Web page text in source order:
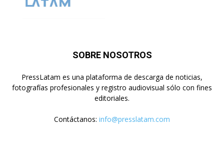
SOBRE NOSOTROS
PressLatam es una plataforma de descarga de noticias,
fotografías profesionales y registro audiovisual sólo con fines
editoriales.
Contáctanos: info@presslatam.com